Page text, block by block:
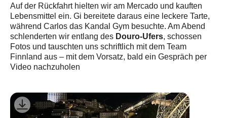
Auf der Rückfahrt hielten wir am Mercado und kauften
Lebensmittel ein. Gi bereitete daraus eine leckere Tarte,
während Carlos das Kandal Gym besuchte. Am Abend
schlenderten wir entlang des Douro-Ufers, schossen
Fotos und tauschten uns schriftlich mit dem Team
Finnland aus – mit dem Vorsatz, bald ein Gespräch per
Video nachzuholen